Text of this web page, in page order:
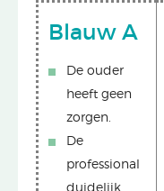
Blauw A
De ouder
heeft geen
zorgen.
De
professional
duidelijk